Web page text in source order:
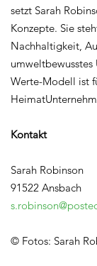
setzt Sarah
Konzepte. Sie
Nachhaltigkeit,
Werte-Modell ist
Kontakt
Sarah Robinson
91522 Ansbach
© Fotos: Sarah